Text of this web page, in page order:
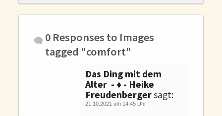
0 Responses to Images
tagged "comfort"
Das Ding mit dem
Alter - ♦ - Heike
Freudenbergersagt:
21.10.2021 um 14:45 Uhr